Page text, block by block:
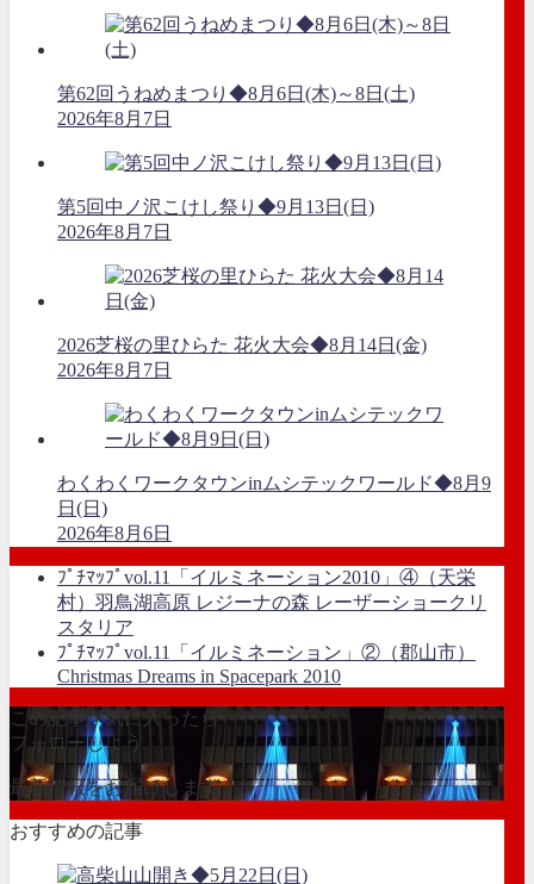
第62回うねめまつり◆8月6日(木)～8日(土)
2026年8月7日
第5回中ノ沢こけし祭り◆9月13日(日)
2026年8月7日
2026芝桜の里ひらた 花火大会◆8月14日(金)
2026年8月7日
わくわくワークタウンinムシテックワールド◆8月9
日(日)
2026年8月6日
ﾌﾟﾁﾏｯﾌﾟvol.11「イルミネーション2010」④（天栄
村）羽鳥湖高原 レジーナの森 レーザーショークリ
スタリア
ﾌﾟﾁﾏｯﾌﾟvol.11「イルミネーション」②（郡山市）
Christmas Dreams in Spacepark 2010
この記事が気に入ったら
フォローしよう
最新情報をお届けします
おすすめの記事